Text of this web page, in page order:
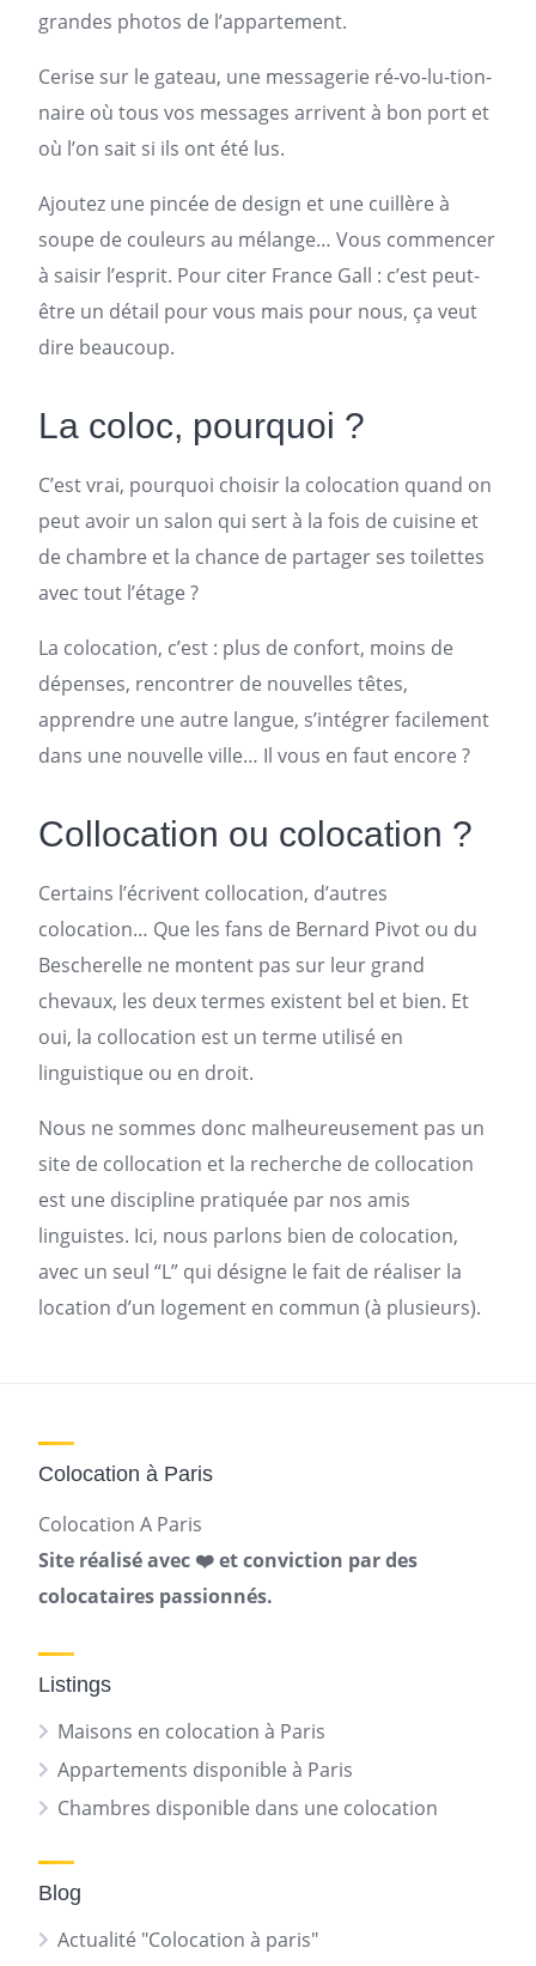
grandes photos de l’appartement.
Cerise sur le gateau, une messagerie ré-vo-lu-tion-
naire où tous vos messages arrivent à bon port et
où l’on sait si ils ont été lus.
Ajoutez une pincée de design et une cuillère à
soupe de couleurs au mélange… Vous commencer
à saisir l’esprit. Pour citer France Gall : c’est peut-
être un détail pour vous mais pour nous, ça veut
dire beaucoup.
La coloc, pourquoi ?
C’est vrai, pourquoi choisir la colocation quand on
peut avoir un salon qui sert à la fois de cuisine et
de chambre et la chance de partager ses toilettes
avec tout l’étage ?
La colocation, c’est : plus de confort, moins de
dépenses, rencontrer de nouvelles têtes,
apprendre une autre langue, s’intégrer facilement
dans une nouvelle ville… Il vous en faut encore ?
Collocation ou colocation ?
Certains l’écrivent collocation, d’autres
colocation… Que les fans de Bernard Pivot ou du
Bescherelle ne montent pas sur leur grand
chevaux, les deux termes existent bel et bien. Et
oui, la collocation est un terme utilisé en
linguistique ou en droit.
Nous ne sommes donc malheureusement pas un
site de collocation et la recherche de collocation
est une discipline pratiquée par nos amis
linguistes. Ici, nous parlons bien de colocation,
avec un seul “L” qui désigne le fait de réaliser la
location d’un logement en commun (à plusieurs).
Colocation à Paris
Colocation A Paris
Site réalisé avec ❤️ et conviction par des
colocataires passionnés.
Listings
Maisons en colocation à Paris
Appartements disponible à Paris
Chambres disponible dans une colocation
Blog
Actualité "Colocation à paris"